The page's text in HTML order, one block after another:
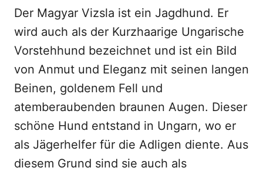
Der Magyar Vizsla ist ein Jagdhund. Er
wird auch als der Kurzhaarige Ungarische
Vorstehhund bezeichnet und ist ein Bild
von Anmut und Eleganz mit seinen langen
Beinen, goldenem Fell und
atemberaubenden braunen Augen. Dieser
schöne Hund entstand in Ungarn, wo er
als Jägerhelfer für die Adligen diente. Aus
diesem Grund sind sie auch als